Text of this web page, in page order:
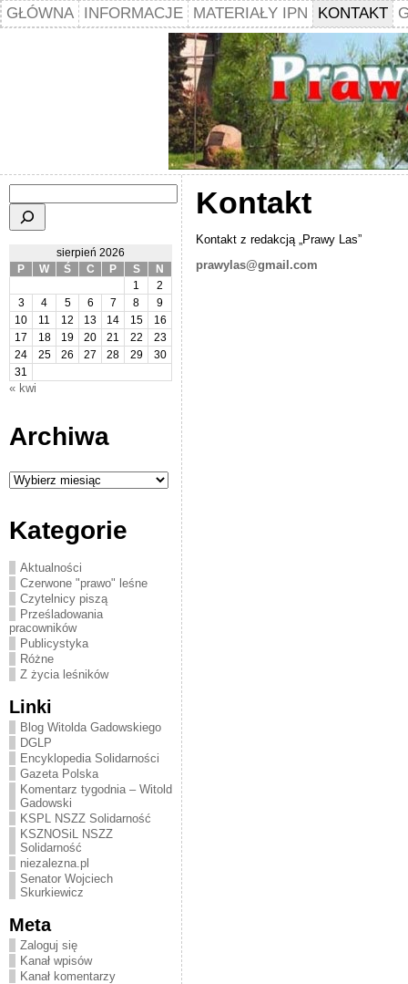
GŁÓWNA INFORMACJE MATERIAŁY IPN KONTAKT
sierpień 2026
P
W Ś C P S
N
1
2
3
4 5 6 7 8
9
10
11 12 13 14 15
16
17
18 19 20 21 22
23
24
25 26 27 28 29
30
31
« kwi
Archiwa
Archiwa
Kategorie
Aktualności
Czerwone "prawo" leśne
Czytelnicy piszą
Prześladowania
pracowników
Publicystyka
Różne
Z życia leśników
Linki
Blog Witolda Gadowskiego
DGLP
Encyklopedia Solidarności
Gazeta Polska
Komentarz tygodnia – Witold
Gadowski
KSPL NSZZ Solidarność
KSZNOSiL NSZZ
Solidarność
niezalezna.pl
Senator Wojciech
Skurkiewicz
Meta
Zaloguj się
Kanał wpisów
Kanał komentarzy
Kontakt
Kontakt z redakcją „Prawy Las”
prawylas@gmail.com